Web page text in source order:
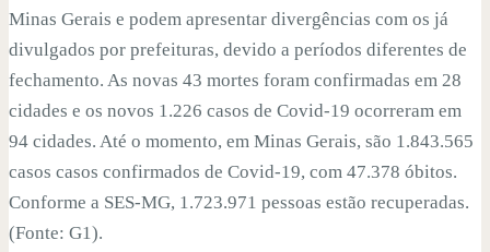
Minas Gerais e podem apresentar divergências com os já
divulgados por prefeituras, devido a períodos diferentes de
fechamento. As novas 43 mortes foram confirmadas em 28
cidades e os novos 1.226 casos de Covid-19 ocorreram em
94 cidades. Até o momento, em Minas Gerais, são 1.843.565
casos casos confirmados de Covid-19, com 47.378 óbitos.
Conforme a SES-MG, 1.723.971 pessoas estão recuperadas.
(Fonte: G1).